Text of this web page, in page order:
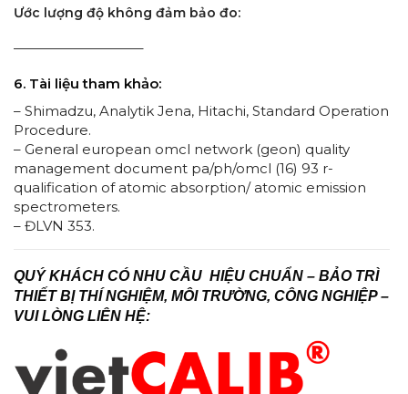
Ước lượng độ không đảm bảo đo:
—————————–
6. Tài liệu tham khảo:
– Shimadzu, Analytik Jena, Hitachi, Standard Operation
Procedure.
– General european omcl network (geon) quality
management document pa/ph/omcl (16) 93 r-
qualification of atomic absorption/ atomic emission
spectrometers.
– ĐLVN 353.
QUÝ KHÁCH CÓ NHU CẦU HIỆU CHUẨN – BẢO TRÌ
THIẾT BỊ THÍ NGHIỆM, MÔI TRƯỜNG, CÔNG NGHIỆP –
VUI LÒNG LIÊN HỆ: